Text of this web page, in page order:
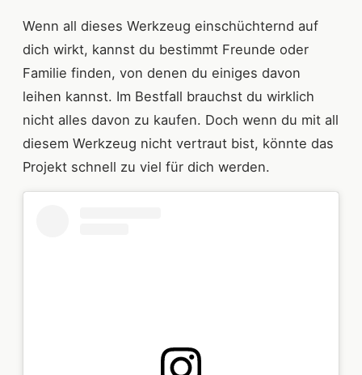
Wenn all dieses Werkzeug einschüchternd auf
dich wirkt, kannst du bestimmt Freunde oder
Familie finden, von denen du einiges davon
leihen kannst. Im Bestfall brauchst du wirklich
nicht alles davon zu kaufen. Doch wenn du mit all
diesem Werkzeug nicht vertraut bist, könnte das
Projekt schnell zu viel für dich werden.